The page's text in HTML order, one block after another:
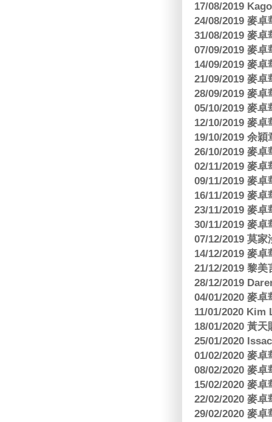
17/08/2019
24/08/2019 麥
31/08/2019 麥
07/09/2019 麥
14/09/2019 麥
21/09/2019 麥
28/09/2019 麥
05/10/2019 麥
12/10/2019 麥
19/10/2019 余
26/10/2019 麥
02/11/2019 麥
09/11/2019 麥
16/11/2019 麥
23/11/2019 麥
30/11/2019 麥
07/12/2019 莫
14/12/2019 麥
21/12/2019 黎
28/12/2019
04/01/2020 麥
11/01/2020
18/01/2020 黃
25/01/2020
01/02/2020 麥
08/02/2020 麥
15/02/2020 麥
22/02/2020 麥
29/02/2020 麥